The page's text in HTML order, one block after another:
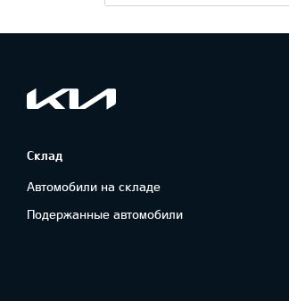
Склад
Автомобили на складе
Подержанные автомобили